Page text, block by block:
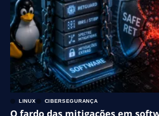
LINUX CIBERSEGURANÇA